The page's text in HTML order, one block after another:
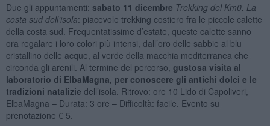
Due gli appuntamenti: sabato 11 dicembre Trekking del Km0. La
costa sud dell’isola: piacevole trekking costiero fra le piccole calette
della costa sud. Frequentatissime d’estate, queste calette sanno
ora regalare i loro colori più intensi, dall’oro delle sabbie al blu
cristallino delle acque, al verde della macchia mediterranea che
circonda gli arenili. Al termine del percorso, gustosa visita al
laboratorio di ElbaMagna, per conoscere gli antichi dolci e le
tradizioni natalizie dell’isola. Ritrovo: ore 10 Lido di Capoliveri,
ElbaMagna – Durata: 3 ore – Difficoltà: facile. Evento su
prenotazione € 5.